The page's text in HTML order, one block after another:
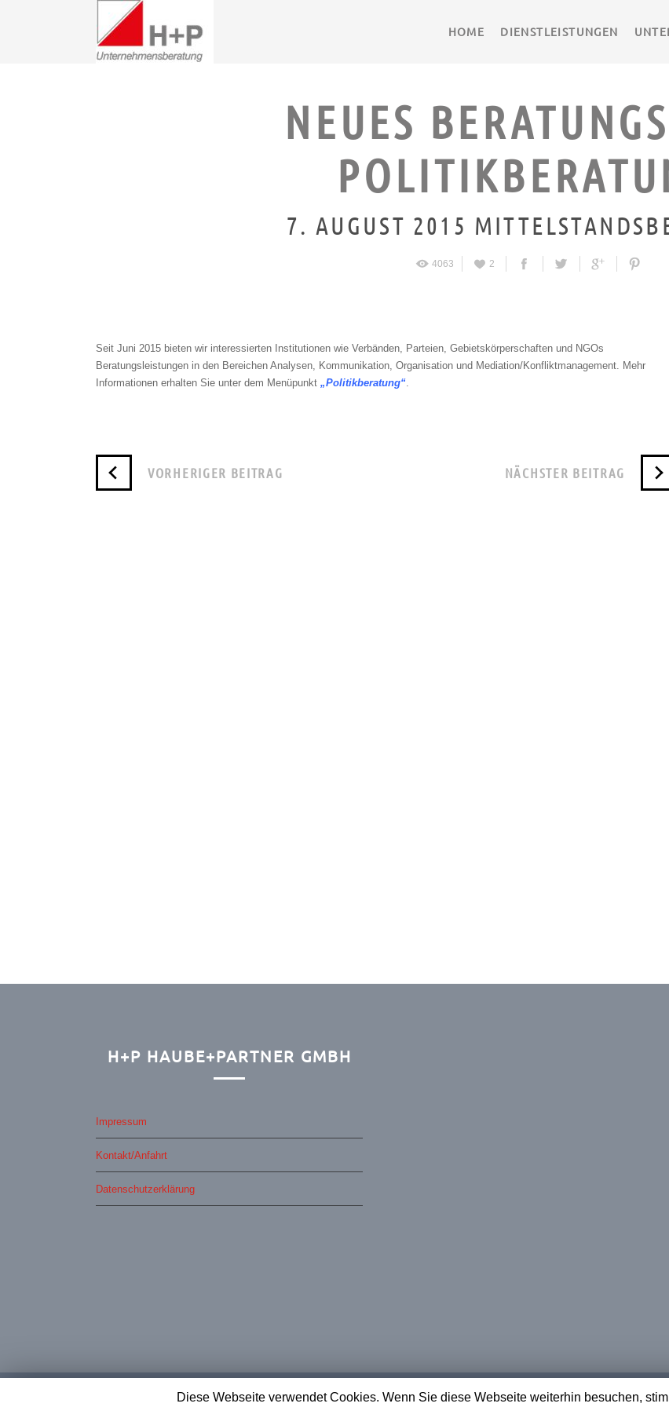
HOME DIENSTLEISTUNGEN
NEUES
7. AUGUST 2015
4063 2
Seit Juni 2015 bieten wir interessierten Institutionen wie Verbänden, Parteien, Gebietskörperschaften und NGOs
Beratungsleistungen in den Bereichen Analysen, Kommunikation, Organisation und Mediation/Konfliktmanagement. Mehr
Informationen erhalten Sie unter dem Menüpunkt „Politikberatung“.
VORHERIGER BEITRAG NÄCHSTER BEITRAG
H+P HAUBE+PARTNER GMBH
Impressum
Kontakt/Anfahrt
Datenschutzerklärung
Diese Webseite verwendet Cookies. Wenn Sie diese Webseite weiterhin besuchen,